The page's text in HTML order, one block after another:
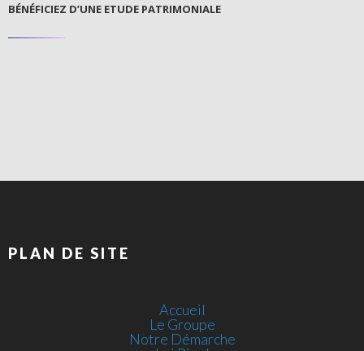
BÉNÉFICIEZ D’UNE ETUDE PATRIMONIALE
PLAN DE SITE
Accueil
Le Groupe
Notre Démarche